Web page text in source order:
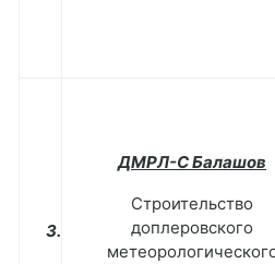
3.
ДМРЛ-С Балашов
Строительство
доплеровского